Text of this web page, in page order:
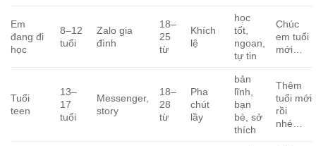
Em
đang đi
học
8–12
tuổi
Zalo gia
đình
18–
25
từ
Khích
lệ
học
tốt,
ngoan,
tự tin
Chúc
em tuổi
mới…
Tuổi
teen
13–
17
tuổi
Messenger,
story
18–
28
từ
Pha
chút
lầy
bản
lĩnh,
bạn
bè, sở
thích
Thêm
tuổi mới
rồi
nhé…